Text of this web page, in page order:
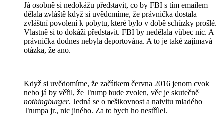
Já osobně si nedokážu představit, co by FBI s tím emailem
dělala zvláště když si uvědomíme, že právnička dostala
zvláštní povolení k pobytu, které bylo v době schůzky prošlé.
Vlastně si to dokáži představit. FBI by nedělala vůbec nic. A
právnička dodnes nebyla deportována. A to je také zajímavá
otázka, že ano.
Když si uvědomíme, že začátkem června 2016 jenom cvok
nebo já by věřil, že Trump bude zvolen, věc je skutečně
nothingburger. Jedná se o nešikovnost a naivitu mladého
Trumpa jr., nic jiného. Za to bych ho nestřílel.